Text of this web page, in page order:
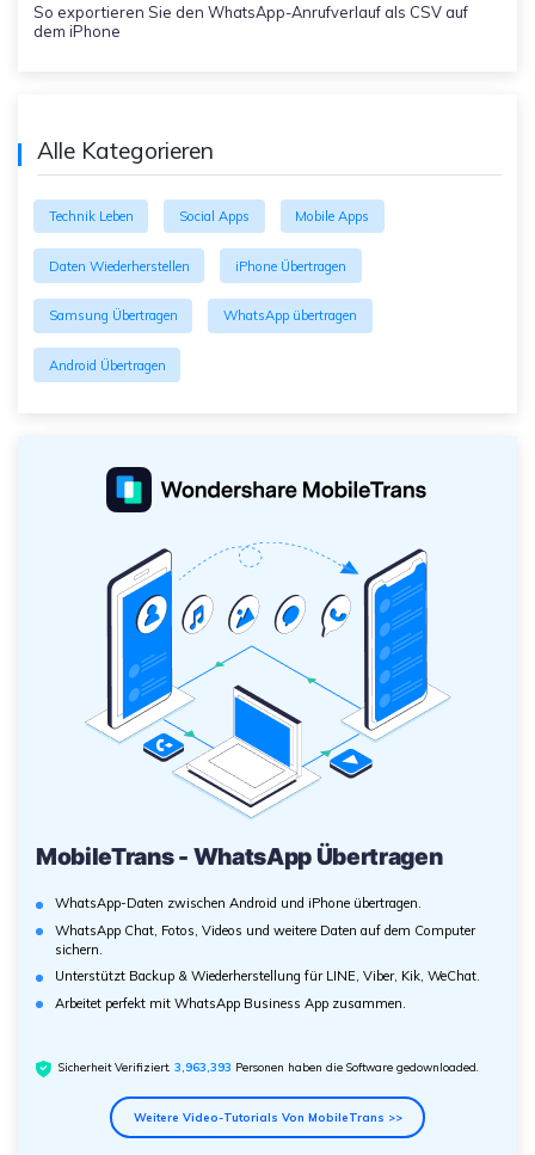
So exportieren Sie den WhatsApp-Anrufverlauf als CSV auf
dem iPhone
Alle Kategorieren
Technik Leben Social Apps Mobile Apps
Daten Wiederherstellen iPhone Übertragen
Samsung Übertragen WhatsApp übertragen
Android Übertragen
MobileTrans - WhatsApp Übertragen
WhatsApp-Daten zwischen Android und iPhone übertragen.
WhatsApp Chat, Fotos, Videos und weitere Daten auf dem Computer
sichern.
Unterstützt Backup & Wiederherstellung für LINE, Viber, Kik, WeChat.
Arbeitet perfekt mit WhatsApp Business App zusammen.
Sicherheit Verifiziert.3,963,393 Personen haben die Software gedownloaded.
Weitere Video-Tutorials Von MobileTrans >>